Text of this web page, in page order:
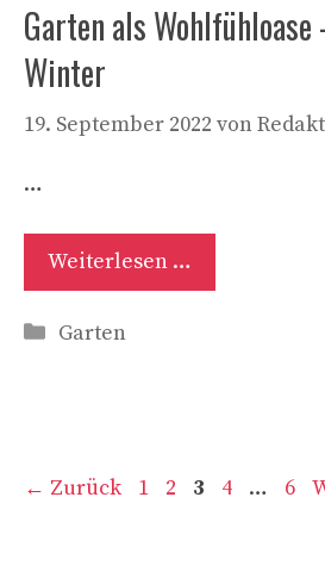
Garten als
Winter
19. September 2022 von
…
Weiterlesen …
Kategorien
Garten
← Zurück Seite
1 Seite
2 Seite
3 Seite
4 … 6